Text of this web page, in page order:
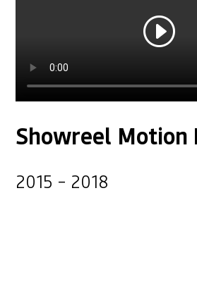
Showreel Motion
2015 – 2018